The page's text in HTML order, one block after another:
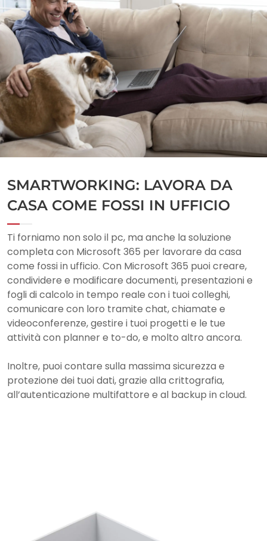
SMARTWORKING: LAVORA DA
CASA COME FOSSI IN UFFICIO
Ti forniamo non solo il pc, ma anche la soluzione
completa con Microsoft 365 per lavorare da casa
come fossi in ufficio. Con Microsoft 365 puoi creare,
condividere e modificare documenti, presentazioni e
fogli di calcolo in tempo reale con i tuoi colleghi,
comunicare con loro tramite chat, chiamate e
videoconferenze, gestire i tuoi progetti e le tue
attività con planner e to-do, e molto altro ancora.
Inoltre, puoi contare sulla massima sicurezza e
protezione dei tuoi dati, grazie alla crittografia,
all’autenticazione multifattore e al backup in cloud.